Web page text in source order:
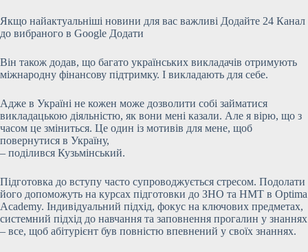
Якщо найактуальніші новини для вас важливі Додайте 24 Канал
до вибраного в Google Додати
Він також додав, що багато українських викладачів отримують
міжнародну фінансову підтримку. І викладають для себе.
Адже в Україні не кожен може дозволити собі займатися
викладацькою діяльністю, як вони мені казали. Але я вірю, що з
часом це зміниться. Це один із мотивів для мене, щоб
повернутися в Україну,
– поділився Кузьмінський.
Підготовка до вступу часто супроводжується стресом. Подолати
його допоможуть на курсах підготовки до ЗНО та НМТ в Optima
Academy. Індивідуальний підхід, фокус на ключових предметах,
системний підхід до навчання та заповнення прогалин у знаннях
– все, щоб абітурієнт був повністю впевнений у своїх знаннях.